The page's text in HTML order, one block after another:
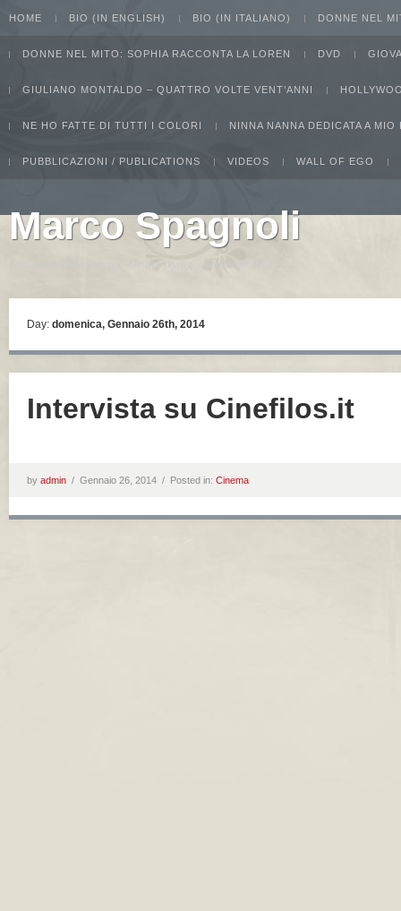
HOME BIO (IN ENGLISH) BIO (IN ITALIANO) DONNE NEL
DONNE NEL MITO: SOPHIA RACCONTA LA LOREN DVD
GIULIANO MONTALDO – QUATTRO VOLTE VENT’ANNI
NE HO FATTE DI TUTTI I COLORI NINNA NANNA DEDICATA A MIO
PUBBLICAZIONI / PUBLICATIONS VIDEOS WALL OF EGO
Marco Spagnoli
Day: domenica, Gennaio 26th, 2014
Intervista su Cinefilos.it
by admin / Gennaio 26, 2014 / Posted in: Cinema